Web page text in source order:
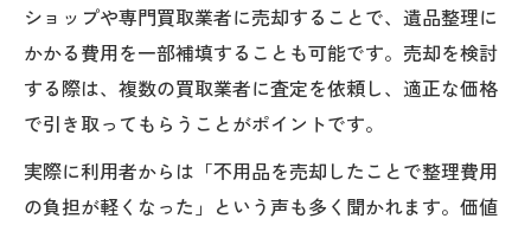
ショップや専門買取業者に売却することで、遺品整理に
かかる費用を一部補填することも可能です。売却を検討
する際は、複数の買取業者に査定を依頼し、適正な価格
で引き取ってもらうことがポイントです。
実際に利用者からは「不用品を売却したことで整理費用
の負担が軽くなった」という声も多く聞かれます。価値